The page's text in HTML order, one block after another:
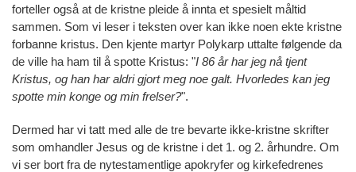
forteller også at de kristne pleide å innta et spesielt måltid
sammen. Som vi leser i teksten over kan ikke noen ekte kristne
forbanne kristus. Den kjente martyr Polykarp uttalte følgende da
de ville ha ham til å spotte Kristus: "I 86 år har jeg nå tjent
Kristus, og han har aldri gjort meg noe galt. Hvorledes kan jeg
spotte min konge og min frelser?".
Dermed har vi tatt med alle de tre bevarte ikke-kristne skrifter
som omhandler Jesus og de kristne i det 1. og 2. århundre. Om
vi ser bort fra de nytestamentlige apokryfer og kirkefedrenes